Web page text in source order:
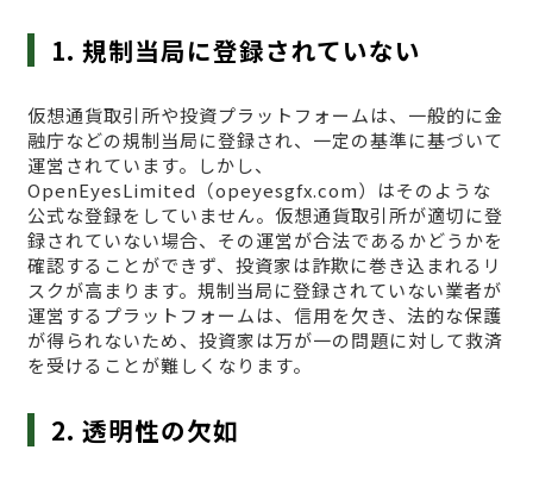
1. 規制当局に登録されていない
仮想通貨取引所や投資プラットフォームは、一般的に金
融庁などの規制当局に登録され、一定の基準に基づいて
運営されています。しかし、
OpenEyesLimited（opeyesgfx.com）はそのような
公式な登録をしていません。仮想通貨取引所が適切に登
録されていない場合、その運営が合法であるかどうかを
確認することができず、投資家は詐欺に巻き込まれるリ
スクが高まります。規制当局に登録されていない業者が
運営するプラットフォームは、信用を欠き、法的な保護
が得られないため、投資家は万が一の問題に対して救済
を受けることが難しくなります。
2. 透明性の欠如